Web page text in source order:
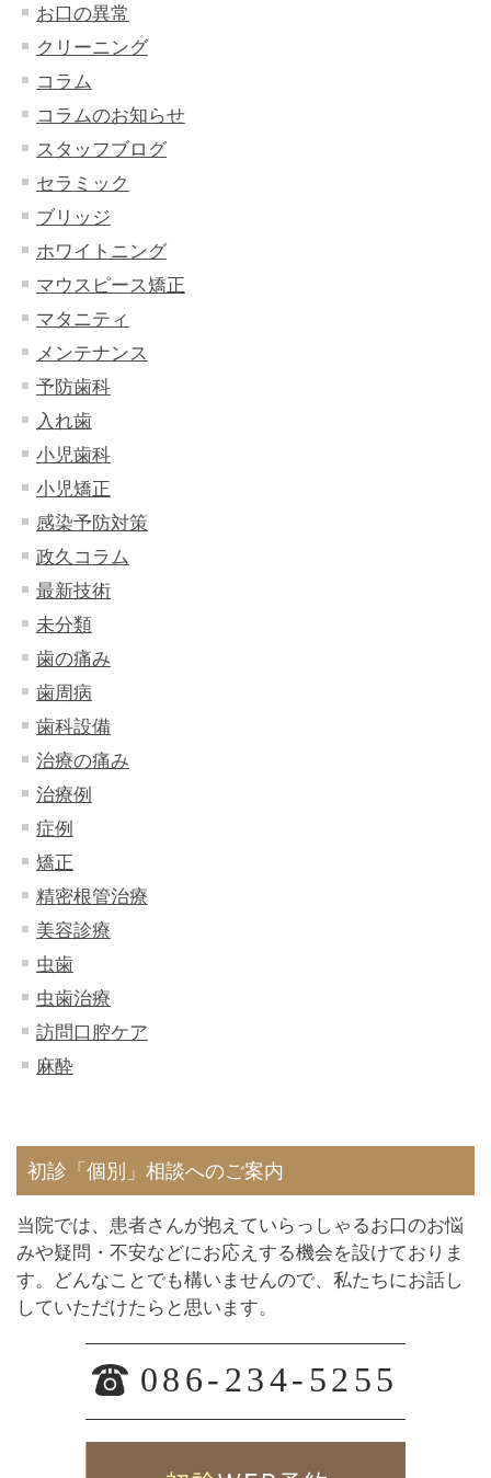
お口の異常
クリーニング
コラム
コラムのお知らせ
スタッフブログ
セラミック
ブリッジ
ホワイトニング
マウスピース矯正
マタニティ
メンテナンス
予防歯科
入れ歯
小児歯科
小児矯正
感染予防対策
政久コラム
最新技術
未分類
歯の痛み
歯周病
歯科設備
治療の痛み
治療例
症例
矯正
精密根管治療
美容診療
虫歯
虫歯治療
訪問口腔ケア
麻酔
初診「個別」相談へのご案内
当院では、患者さんが抱えていらっしゃるお口のお悩
みや疑問・不安などにお応えする機会を設けておりま
す。どんなことでも構いませんので、私たちにお話し
していただけたらと思います。
086-234-5255